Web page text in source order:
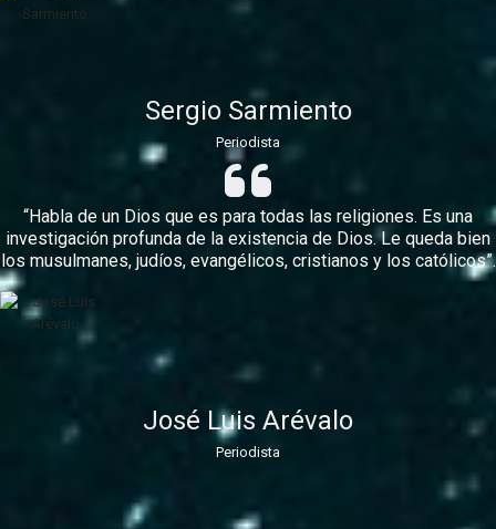
Sergio Sarmiento
Periodista
“Habla de un Dios que es para todas las religiones. Es una
investigación profunda de la existencia de Dios. Le queda bien
los musulmanes, judíos, evangélicos, cristianos y los católicos”.
José Luis Arévalo
Periodista